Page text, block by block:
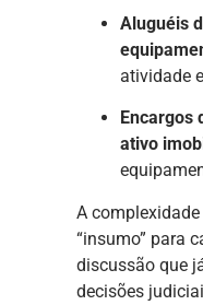
Aluguéis
atividade
Encargos
ativo
A
“insumo” para
discussão que
decisões